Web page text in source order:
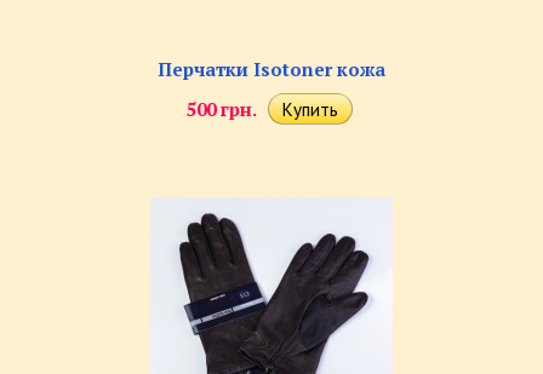
Перчатки Isotoner кожа
500 грн.